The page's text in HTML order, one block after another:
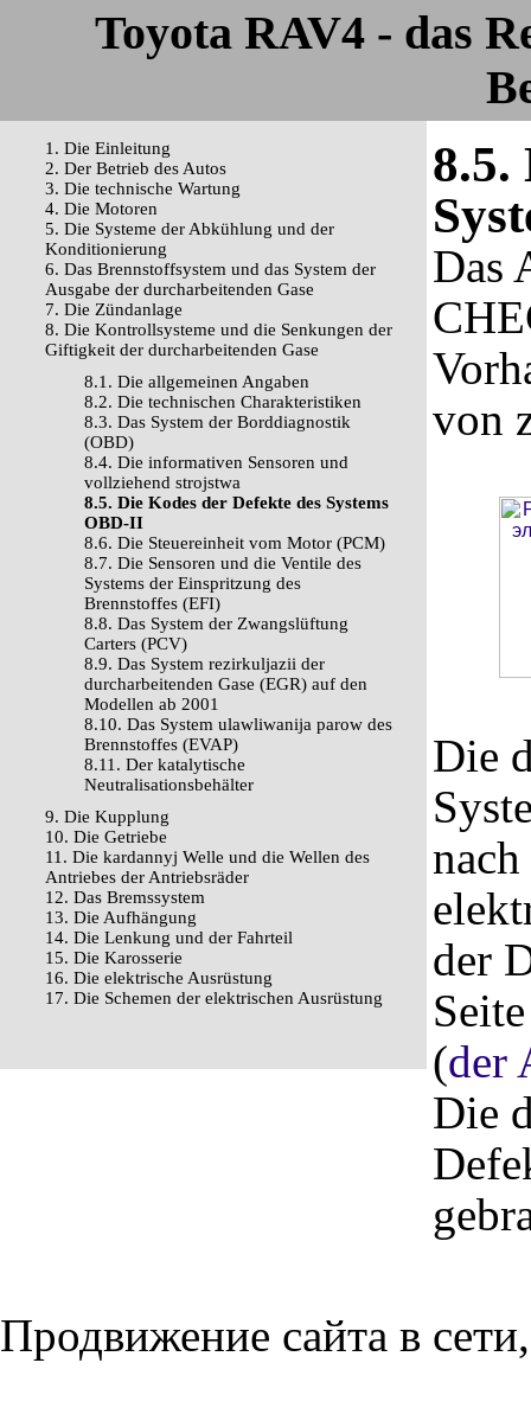
Toyota RAV4 - das
1. Die Einleitung
2. Der Betrieb des Autos
3. Die technische Wartung
4. Die Motoren
5. Die Systeme der Abkühlung und der
Konditionierung
6. Das Brennstoffsystem und das System der
Ausgabe der durcharbeitenden Gase
7. Die Zündanlage
8. Die Kontrollsysteme und die Senkungen der
Giftigkeit der durcharbeitenden Gase
8.1. Die allgemeinen Angaben
8.2. Die technischen Charakteristiken
8.3. Das System der Borddiagnostik
(OBD)
8.4. Die informativen Sensoren und
vollziehend strojstwa
8.5. Die Kodes der Defekte des Systems
OBD-II
8.6. Die Steuereinheit vom Motor (PCM)
8.7. Die Sensoren und die Ventile des
Systems der Einspritzung des
Brennstoffes (EFI)
8.8. Das System der Zwangslüftung
Carters (PCV)
8.9. Das System rezirkuljazii der
durcharbeitenden Gase (EGR) auf den
Modellen ab 2001
8.10. Das System ulawliwanija parow des
Brennstoffes (EVAP)
8.11. Der katalytische
Neutralisationsbehälter
9. Die Kupplung
10. Die Getriebe
11. Die kardannyj Welle und die Wellen des
Antriebes der Antriebsräder
12. Das Bremssystem
13. Die Aufhängung
14. Die Lenkung und der Fahrteil
15. Die Karosserie
16. Die elektrische Ausrüstung
17. Die Schemen der elektrischen Ausrüstung
8.5.
Das
von
Die
der
(der
Die
Продвижение сайта в